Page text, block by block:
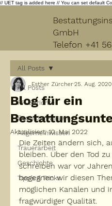
// UET tag is added here // You can set default
GmbH
Telefon +41
All Posts
PR-Berichte
Bestatterwissen
Allgemeinwissen
Trauerarbeit
Geschichte
Tipps & Tricks
All Posts
Blog für ein
Esther Zürcher25. Aug. 2020
Aktualisiert:10. Mai 2022
Die Zeiten ändern sich,
bleiben. Über den Tod
schreiben war vor
begegnen wir diesen
möglichen Kanälen und
fragwürdiger Qualität.